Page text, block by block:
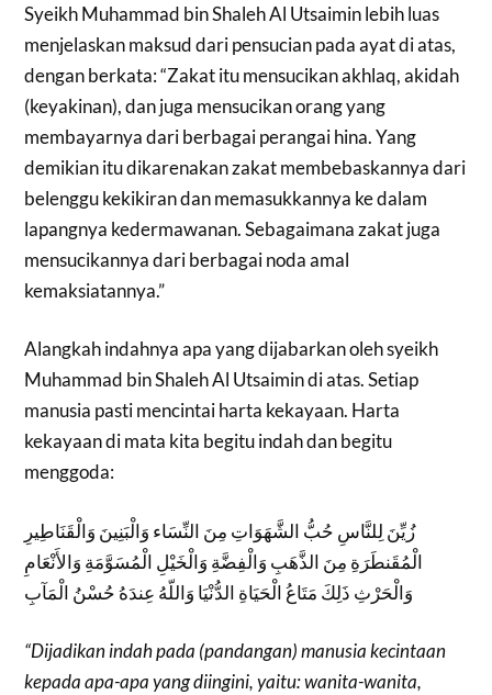
Syeikh Muhammad bin Shaleh Al Utsaimin lebih luas
menjelaskan maksud dari pensucian pada ayat di atas,
dengan berkata: “Zakat itu mensucikan akhlaq, akidah
(keyakinan), dan juga mensucikan orang yang
membayarnya dari berbagai perangai hina. Yang
demikian itu dikarenakan zakat membebaskannya dari
belenggu kekikiran dan memasukkannya ke dalam
lapangnya kedermawanan. Sebagaimana zakat juga
mensucikannya dari berbagai noda amal
kemaksiatannya.”
Alangkah indahnya apa yang dijabarkan oleh syeikh
Muhammad bin Shaleh Al Utsaimin di atas. Setiap
manusia pasti mencintai harta kekayaan. Harta
kekayaan di mata kita begitu indah dan begitu
menggoda:
زُيِّنَ لِلنَّاسِ حُبُّ الشَّهَوَاتِ مِنَ النِّسَاء وَالْبَنِينَ وَالْقَنَاطِيرِ
الْمُقَنطَرَةِ مِنَ الذَّهَبِ وَالْفِضَّةِ وَالْخَيْلِ الْمُسَوَّمَةِ وَالأَنْعَامِ
وَالْحَرْثِ ذَلِكَ مَتَاعُ الْحَيَاةِ الدُّنْيَا وَاللّهُ عِندَهُ حُسْنُ الْمَآبِ
“Dijadikan indah pada (pandangan) manusia kecintaan
kepada apa-apa yang diingini, yaitu: wanita-wanita,